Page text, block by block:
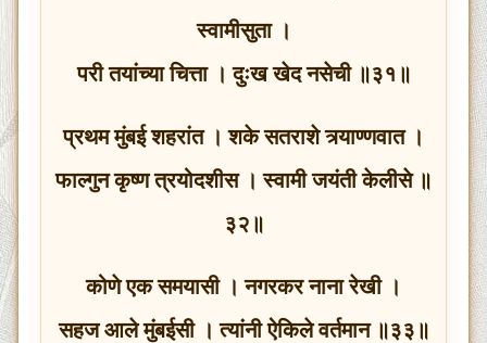
स्वामीसुता ।
परी तयांच्या चित्ता । दुःख खेद नसेची ॥३१॥
प्रथम मुंबई शहरांत । शके सतराशे त्र्याण्णवात ।
फाल्गुन कृष्ण त्रयोदशीस । स्वामी जयंती केलीसे ॥
३२॥
कोणे एक समयासी । नगरकर नाना रेखी ।
सहज आले मुंबईसी । त्यांनी ऐकिले वर्तमान ॥३३॥